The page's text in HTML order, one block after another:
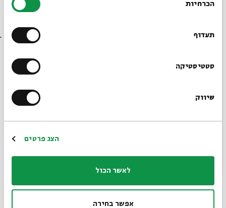
הסכמה
הכרחיות
תעדוף
סטטיסטיקה
שיווק
הצג פרטים
לאשר הכול
אפשר בחירה